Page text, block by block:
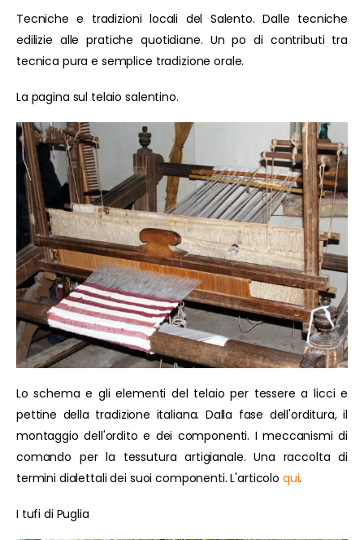
Tecniche e tradizioni locali del Salento. Dalle tecniche
edilizie alle pratiche quotidiane. Un po di contributi tra
tecnica pura e semplice tradizione orale.
La pagina sul telaio salentino.
Lo schema e gli elementi del telaio per tessere a licci e
pettine della tradizione italiana. Dalla fase dell'orditura, il
montaggio dell'ordito e dei componenti. I meccanismi di
comando per la tessutura artigianale. Una raccolta di
termini dialettali dei suoi componenti. L'articolo qui.
I tufi di Puglia